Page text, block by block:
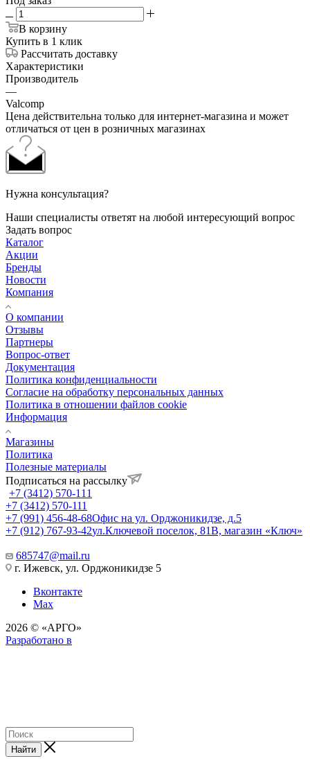
В корзину
Купить в 1 клик
Рассчитать доставку
Характеристики
Производитель
—
Valcomp
Цена действительна только для интернет-магазина и может
отличаться от цен в розничных магазинах
Нужна консультация?
Наши специалисты ответят на любой интересующий вопрос
Задать вопрос
Каталог
Акции
Бренды
Новости
Компания
О компании
Отзывы
Партнеры
Вопрос-ответ
Документация
Политика конфиденциальности
Согласие на обработку персональных данных
Политика в отношении файлов cookie
Информация
Магазины
Политика
Полезные материалы
Подписаться на рассылку
+7 (3412) 570-111
+7 (3412) 570-111
+7 (991) 456-48-68Офис на ул. Орджоникидзе, д.5
+7 (912) 767-93-42ул.Ключевой поселок, 81В, магазин «Ключ»
685747@mail.ru
г. Ижевск, ул. Орджоникидзе 5
Вконтакте
Max
2026 © «АРГО»
Разработано в
Найти